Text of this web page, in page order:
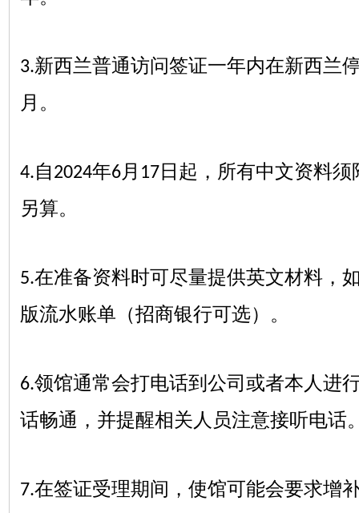
3.新西兰普通访问签证一年内在新西兰
月。
4.自 2024年6月 17日起，所有中文资料
另算。
5.在准备资料时可尽量提供英文材料，
版流水账单（招商银行可选）。
6.领馆通常会打电话到公司或者本人进
话畅通，并提醒相关人员注意接听电话
7.在签证受理期间，使馆可能会要求增